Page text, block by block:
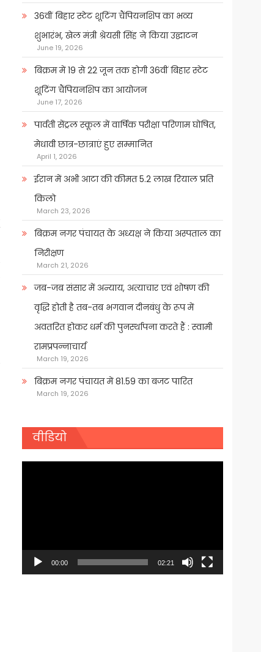
36वीं बिहार स्टेट शूटिंग चैंपियनशिप का भव्य
शुभारंभ, खेल मंत्री श्रेयसी सिंह ने किया उद्घाटन
June 19, 2026
बिक्रम में 19 से 22 जून तक होगी 36वीं बिहार स्टेट
शूटिंग चैंपियनशिप का आयोजन
June 17, 2026
पार्वती सेंट्रल स्कूल में वार्षिक परीक्षा परिणाम घोषित,
मेधावी छात्र-छात्राएं हुए सम्मानित
April 1, 2026
ईरान में अभी आटा की कीमत 5.2 लाख रियाल प्रति
किलो
March 23, 2026
बिक्रम नगर पंचायत के अध्यक्ष ने किया अस्पताल का
निरीक्षण
March 21, 2026
जब-जब संसार में अन्याय, अत्याचार एवं शोषण की
वृद्धि होती है तब-तब भगवान दीनबंधु के रूप में
अवतरित होकर धर्म की पुनर्स्थापना करते हैं : स्वामी
रामप्रपन्नाचार्य
March 19, 2026
बिक्रम नगर पंचायत में 81.59 का बजट पारित
March 19, 2026
वीडियो
00:00 02:21